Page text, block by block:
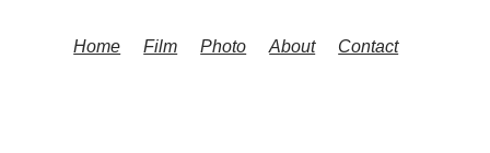
Home Film Photo About Contact